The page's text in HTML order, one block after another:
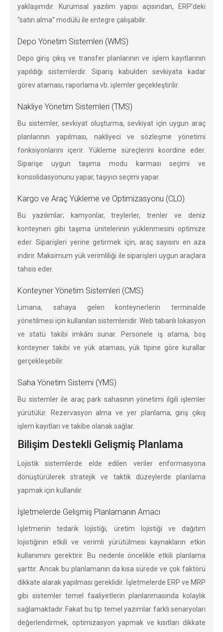
yaklaşımdır. Kurumsal yazılım yapısı açısından, ERP’deki
“satın alma” modülü ile entegre çalışabilir.
Depo Yönetim Sistemleri (WMS)
Depo giriş çıkış ve transfer planlarının ve işlem kayıtlarının
yapıldığı sistemlerdir. Sipariş kabulden sevkiyata kadar
görev ataması, raporlama vb. işlemler geçekleştirilir.
Nakliye Yönetim Sistemleri (TMS)
Bu sistemler, sevkiyat oluşturma, sevkiyat için uygun araç
planlarının yapılması, nakliyeci ve sözleşme yönetimi
fonksiyonlarını içerir. Yükleme süreçlerini koordine eder.
Siparişe uygun taşıma modu karması seçimi ve
konsolidasyonunu yapar, taşıyıcı seçimi yapar.
Kargo ve Araç Yükleme ve Optimizasyonu (CLO)
Bu yazılımlar; kamyonlar, treylerler, trenler ve deniz
konteyneri gibi taşıma ünitelerinin yüklenmesini optimize
eder. Siparişleri yerine getirmek için, araç sayısını en aza
indirir. Maksimum yük verimliliği ile siparişleri uygun araçlara
tahsis eder.
Konteyner Yönetim Sistemleri (CMS)
Limana, sahaya gelen konteynerlerin terminalde
yönetilmesi için kullanılan sistemleridir. Web tabanlı lokasyon
ve statü takibi imkânı sunar. Personele iş atama, boş
konteyner takibi ve yük ataması, yük tipine göre kurallar
gerçekleşebilir.
Saha Yönetim Sistemi (YMS)
Bu sistemler ile araç park sahasının yönetimi ilgili işlemler
yürütülür. Rezervasyon alma ve yer planlama, giriş çıkış
işlem kayıtları ve takibe olanak sağlar.
Bilişim Destekli Gelişmiş Planlama
Lojistik sistemlerde elde edilen veriler enformasyona
dönüştürülerek stratejik ve taktik düzeylerde planlama
yapmak için kullanılır.
İşletmelerde Gelişmiş Planlamanın Amacı
İşletmenin tedarik lojistiği, üretim lojistiği ve dağıtım
lojistiğinin etkili ve verimli yürütülmesi kaynakların etkin
kullanımını gerektirir. Bu nedenle öncelikle etkili planlama
şarttır. Ancak bu planlamanın da kısa sürede ve çok faktörü
dikkate alarak yapılması gereklidir. İşletmelerde ERP ve MRP
gibi sistemler temel faaliyetlerin planlanmasında kolaylık
sağlamaktadır. Fakat bu tip temel yazımlar farklı senaryoları
değerlendirmek, optimizasyon yapmak ve kısıtları dikkate